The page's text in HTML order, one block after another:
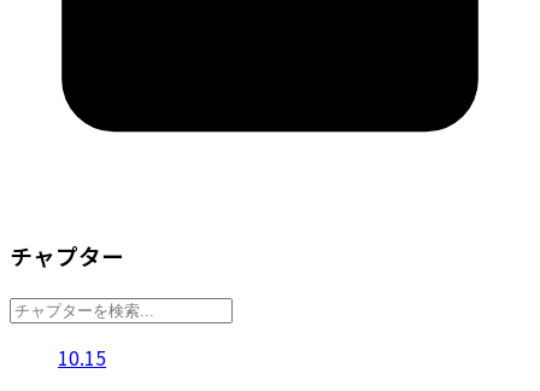
チャプター
10.15